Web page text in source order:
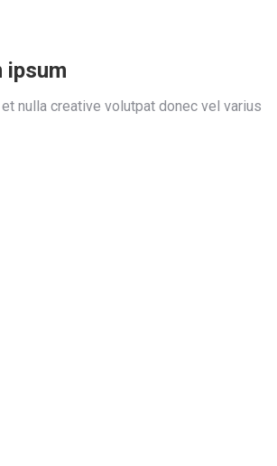
ipsum
nulla creative volutpat donec vel varius